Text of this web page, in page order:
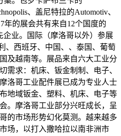
、盖尼特拉的Automotiv、
年的展会共有来自12个国度的
企业。国际（摩洛哥以外）参展
、西班牙、中国、、泰国、葡萄
及越南等。展品来自六大工业分
需求：机床、钣金制制、电子、
洛哥工业配件展已成为专业人士
地域钣金、塑料、机床、电子等
。摩洛哥工业部分兴旺成长，呈
的市场形势幻化莫测。越来越多
场，以打入撒哈拉以南非洲市